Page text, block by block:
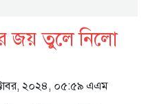
জয় তুলে নিলো
২০২৪, ০৫:৫৯ এএম